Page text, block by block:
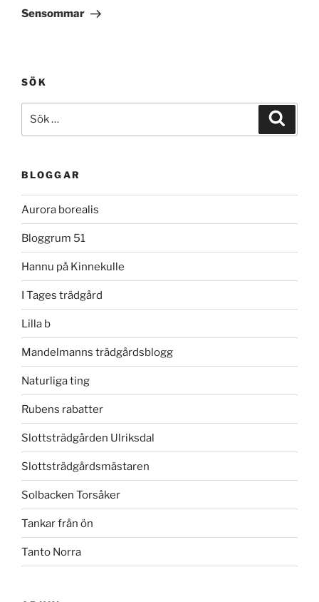
inlägg
Sensommar
SÖK
efter:
BLOGGAR
Aurora borealis
Bloggrum 51
Hannu på Kinnekulle
I Tages trädgård
Lilla b
Mandelmanns trädgårdsblogg
Naturliga ting
Rubens rabatter
Slottsträdgården Ulriksdal
Slottsträdgårdsmästaren
Solbacken Torsåker
Tankar från ön
Tanto Norra